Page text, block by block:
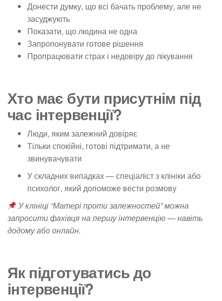
Донести думку, що всі бачать проблему, але не
засуджують
Показати, що людина не одна
Запропонувати готове рішення
Пропрацювати страх і недовіру до лікування
Хто має бути присутнім під
час інтервенції?
Люди, яким залежний довіряє
Тільки спокійні, готові підтримати, а не
звинувачувати
У складних випадках —спеціаліст з клініки або
психолог, який допоможе вести розмову
У клініці “Матері проти залежностей” можна
запросити фахівця на першу інтервенцію — навіть
додому або онлайн.
Як підготуватись до
інтервенції?